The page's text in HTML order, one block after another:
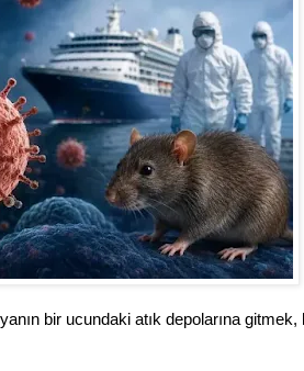
bir ucundaki atık depolarına